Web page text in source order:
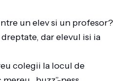
un elev si un profesor?
dar elevul isi ia
colegii la locul de